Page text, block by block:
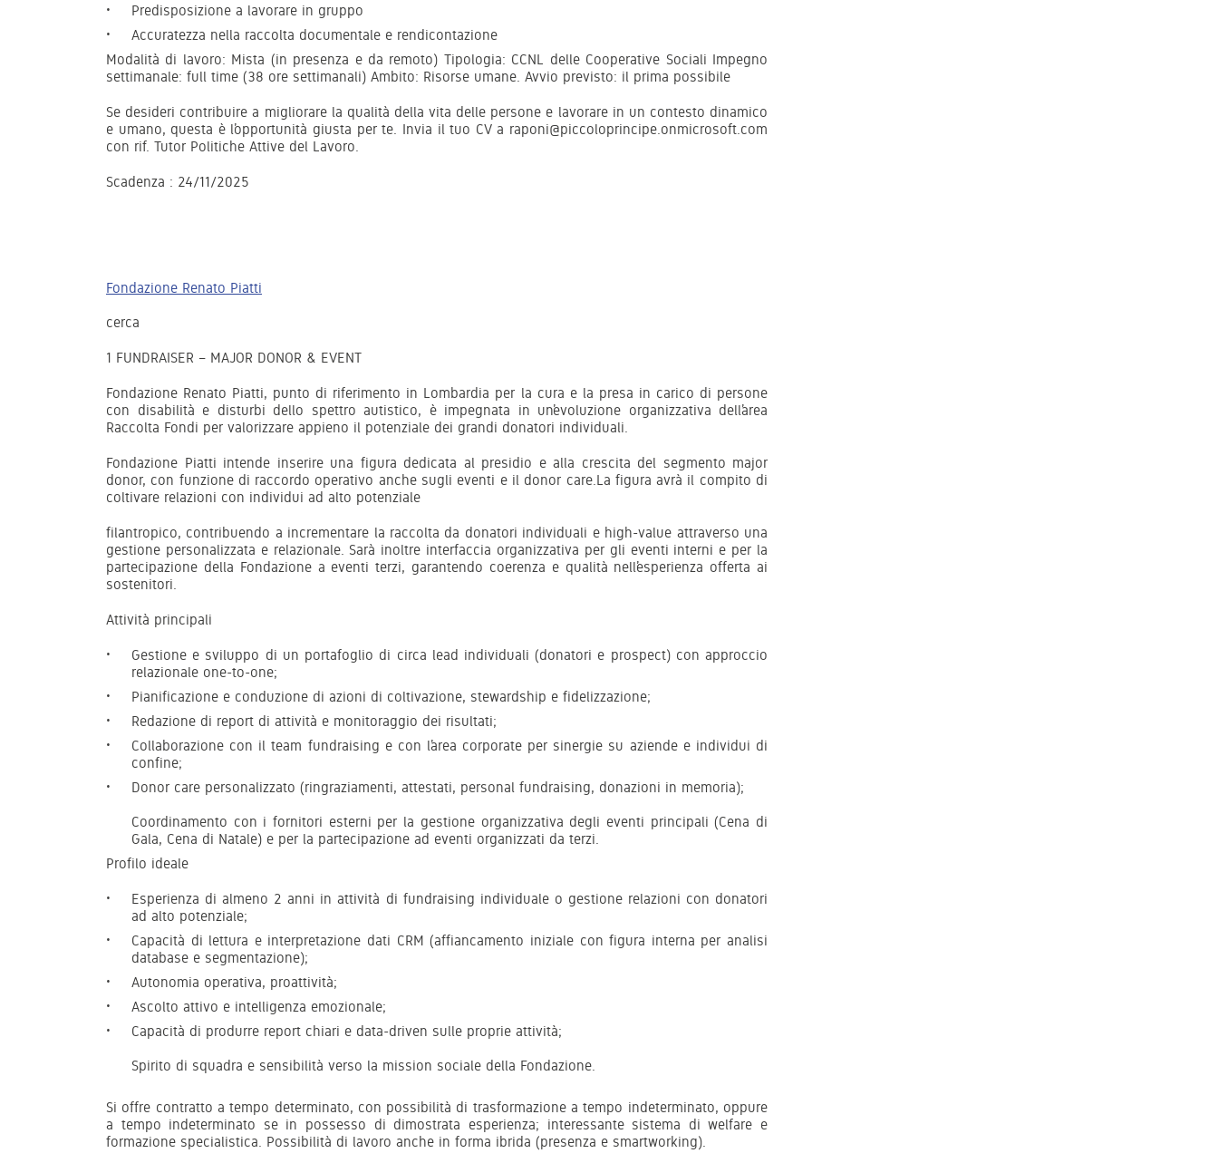
Predisposizione a lavorare in gruppo
Accuratezza nella raccolta documentale e rendicontazione
Modalità di lavoro: Mista (in presenza e da remoto) Tipologia: CCNL delle Cooperative Sociali Impegno
settimanale: full time (38 ore settimanali) Ambito: Risorse umane. Avvio previsto: il prima possibile
Se desideri contribuire a migliorare la qualità della vita delle persone e lavorare in un contesto dinamico
e umano, questa è l’opportunità giusta per te. Invia il tuo CV a raponi@piccoloprincipe.onmicrosoft.com
con rif. Tutor Politiche Attive del Lavoro.
Scadenza : 24/11/2025
Fondazione Renato Piatti
cerca
1 FUNDRAISER – MAJOR DONOR & EVENT
Fondazione Renato Piatti, punto di riferimento in Lombardia per la cura e la presa in carico di persone
con disabilità e disturbi dello spettro autistico, è impegnata in un’evoluzione organizzativa dell’area
Raccolta Fondi per valorizzare appieno il potenziale dei grandi donatori individuali.
Fondazione Piatti intende inserire una figura dedicata al presidio e alla crescita del segmento major
donor, con funzione di raccordo operativo anche sugli eventi e il donor care.La figura avrà il compito di
coltivare relazioni con individui ad alto potenziale
filantropico, contribuendo a incrementare la raccolta da donatori individuali e high-value attraverso una
gestione personalizzata e relazionale. Sarà inoltre interfaccia organizzativa per gli eventi interni e per la
partecipazione della Fondazione a eventi terzi, garantendo coerenza e qualità nell’esperienza offerta ai
sostenitori.
Attività principali
Gestione e sviluppo di un portafoglio di circa lead individuali (donatori e prospect) con approccio
relazionale one-to-one;
Pianificazione e conduzione di azioni di coltivazione, stewardship e fidelizzazione;
Redazione di report di attività e monitoraggio dei risultati;
Collaborazione con il team fundraising e con l’area corporate per sinergie su aziende e individui di
confine;
Donor care personalizzato (ringraziamenti, attestati, personal fundraising, donazioni in memoria);
Coordinamento con i fornitori esterni per la gestione organizzativa degli eventi principali (Cena di
Gala, Cena di Natale) e per la partecipazione ad eventi organizzati da terzi.
Profilo ideale
Esperienza di almeno 2 anni in attività di fundraising individuale o gestione relazioni con donatori
ad alto potenziale;
Capacità di lettura e interpretazione dati CRM (affiancamento iniziale con figura interna per analisi
database e segmentazione);
Autonomia operativa, proattività;
Ascolto attivo e intelligenza emozionale;
Capacità di produrre report chiari e data-driven sulle proprie attività;
Spirito di squadra e sensibilità verso la mission sociale della Fondazione.
Si offre contratto a tempo determinato, con possibilità di trasformazione a tempo indeterminato, oppure
a tempo indeterminato se in possesso di dimostrata esperienza; interessante sistema di welfare e
formazione specialistica. Possibilità di lavoro anche in forma ibrida (presenza e smartworking).